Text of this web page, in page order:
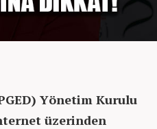
Yönetim Kurulu
üzerinden